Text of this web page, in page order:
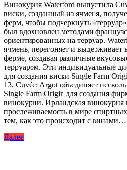
Винокурня Waterford выпустила
виски, созданный из ячменя,
ферм, чтобы подчеркнуть
был вдохновлен методами
ориентированных на терруар.
ячмень, перегоняет и выдерживает
ферме, создавая различные
терруаром. Эти индивидуальные
для создания виски Single Farm
13. Cuvée: Argot объединяет
Single Farm Origin для создания
винокурни. Ирландская винокурня
прослеживаемость в мире
тем, как это происходит с винами…
Далее